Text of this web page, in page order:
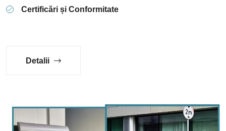
Certificări și Conformitate
Detalii